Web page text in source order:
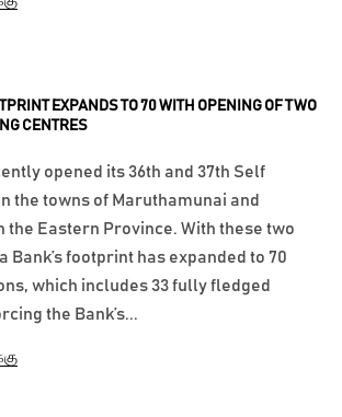
EXPANDS TO 70 WITH OPENING OF TWO
CENTRES
opened its 36th and 37th Self
the towns of Maruthamunai and
the Eastern Province. With these two
Bank’s footprint has expanded to 70
which includes 33 fully fledged
the Bank’s...